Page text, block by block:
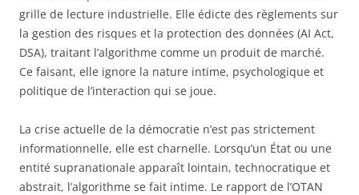
grille de lecture industrielle. Elle édicte des règlements sur
la gestion des risques et la protection des données (AI Act,
DSA), traitant l’algorithme comme un produit de marché.
Ce faisant, elle ignore la nature intime, psychologique et
politique de l’interaction qui se joue.
La crise actuelle de la démocratie n’est pas strictement
informationnelle, elle est charnelle. Lorsqu’un État ou une
entité supranationale apparaît lointain, technocratique et
abstrait, l’algorithme se fait intime. Le rapport de l’OTAN